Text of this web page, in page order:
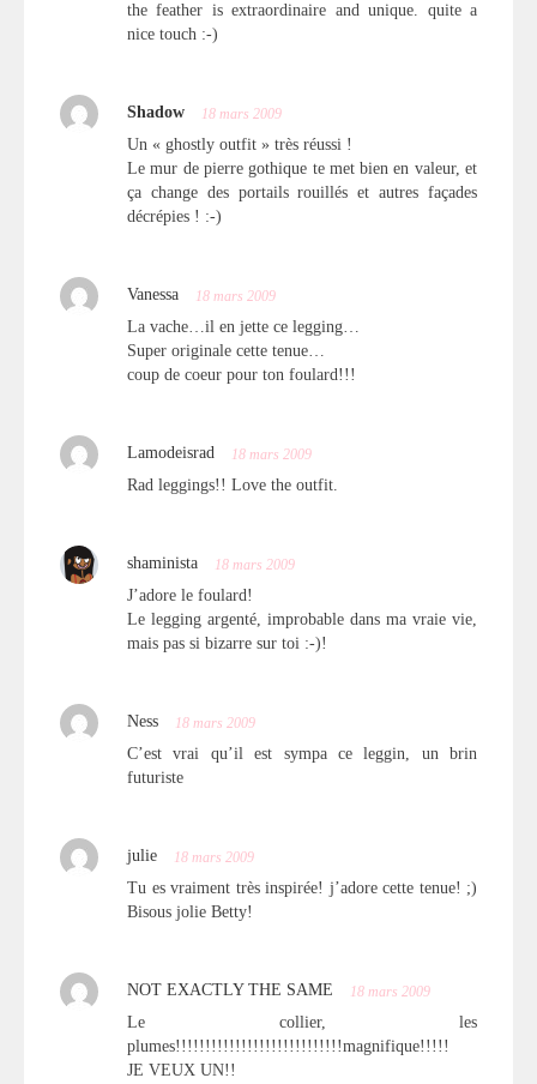
the feather is extraordinaire and unique. quite a
nice touch :-)
Shadow 18 mars 2009
Un « ghostly outfit » très réussi !
Le mur de pierre gothique te met bien en valeur, et
ça change des portails rouillés et autres façades
décrépies ! :-)
Vanessa 18 mars 2009
La vache…il en jette ce legging…
Super originale cette tenue…
coup de coeur pour ton foulard!!!
Lamodeisrad 18 mars 2009
Rad leggings!! Love the outfit.
shaminista 18 mars 2009
J’adore le foulard!
Le legging argenté, improbable dans ma vraie vie,
mais pas si bizarre sur toi :-)!
Ness 18 mars 2009
C’est vrai qu’il est sympa ce leggin, un brin
futuriste
julie 18 mars 2009
Tu es vraiment très inspirée! j’adore cette tenue! ;)
Bisous jolie Betty!
NOT EXACTLY THE SAME 18 mars 2009
Le collier, les
plumes!!!!!!!!!!!!!!!!!!!!!!!!!!!!magnifique!!!!!
JE VEUX UN!!